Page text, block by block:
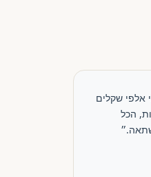
אלפי שקלים
הכל